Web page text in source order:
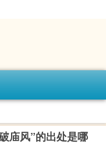
庙风”的出处是哪